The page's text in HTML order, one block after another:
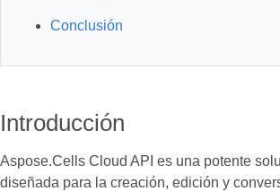
Conclusión
Introducción
Aspose.Cells Cloud API es una potente
diseñada para la creación, edición y